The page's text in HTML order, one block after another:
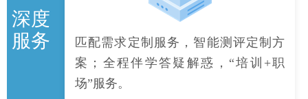
深度
服务
匹配需求定制服务，智能测评定制方
案；全程伴学答疑解惑，“培训+职
场”服务。